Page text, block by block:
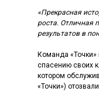
«Прекрасная
роста. Отличная
результатов в
Команда
спасению своих
котором
«Точки»)